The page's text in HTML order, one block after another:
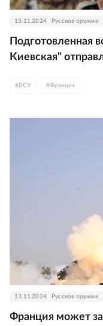
15.11.2024 Русское оружие
Подготовленная
Киевская"
# ВСУ #Франция
13.11.2024 Русское оружие
Франция может